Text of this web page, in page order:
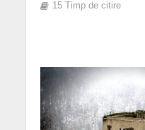
15 Timp de citire